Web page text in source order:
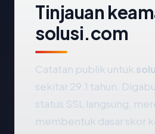
Tinjauan
solusi.com
Catatan publik untuk
sekitar 29.1 tahun.
status SSL langsung,
membentuk dasar skor